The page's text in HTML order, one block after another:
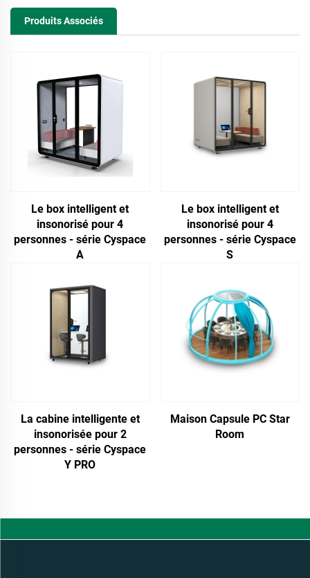
Produits Associés
Le box intelligent et
insonorisé pour 4
personnes - série Cyspace
A
Le box intelligent et
insonorisé pour 4
personnes - série Cyspace
S
La cabine intelligente et
insonorisée pour 2
personnes - série Cyspace
Y PRO
Maison Capsule PC Star
Room